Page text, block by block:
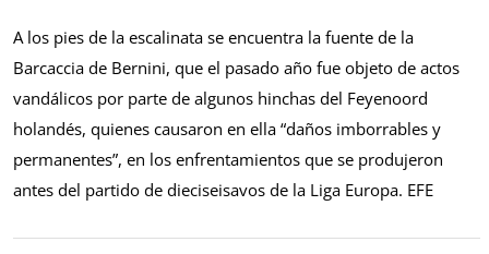
A los pies de la escalinata se encuentra la fuente de la
Barcaccia de Bernini, que el pasado año fue objeto de actos
vandálicos por parte de algunos hinchas del Feyenoord
holandés, quienes causaron en ella “daños imborrables y
permanentes”, en los enfrentamientos que se produjeron
antes del partido de dieciseisavos de la Liga Europa. EFE